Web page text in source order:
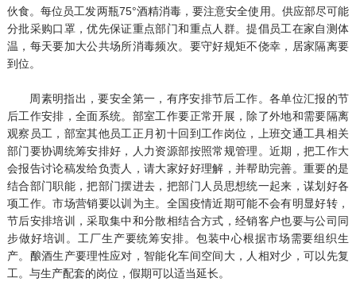
伙食。每位员工发两瓶75°酒精消毒，要注意安全使用。供应部尽可能
分批采购口罩，优先保证重点部门和重点人群。提倡员工在家自测体
温，每天要加大公共场所消毒频次。要守好规矩不侥幸，居家隔离要
到位。
周素明指出，要安全第一，有序安排节后工作。各单位汇报的节
后工作安排，全面系统。部室工作要正常开展，除了外地和需要隔离
观察员工，部室其他员工正月初十回到工作岗位，上班交通工具相关
部门要协调统筹安排好，人力资源部按照常规管理。近期，把工作大
会报告讨论稿发给负责人，请大家好好理解，并帮助完善。重要的是
结合部门职能，把部门摆进去，把部门人员思想统一起来，谋划好各
项工作。市场营销要以训为主。全国疫情近期可能不会有明显好转，
节后安排培训，采取集中和分散相结合方式，经销客户也要与公司同
步做好培训。工厂生产要统筹安排。包装中心根据市场需要组织生
产。酿酒生产要理性应对，智能化车间空间大，人相对少，可以先复
工。与生产配套的岗位，假期可以适当延长。